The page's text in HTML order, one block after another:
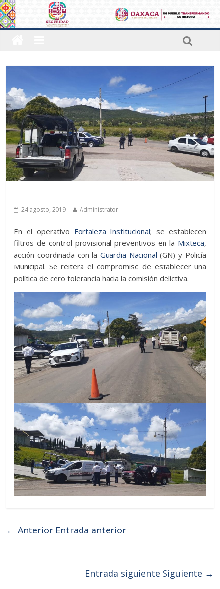
24 agosto, 2019
Administrator
En el operativo Fortaleza Institucional; se establecen
filtros de control provisional preventivos en la Mixteca,
acción coordinada con la Guardia Nacional (GN) y Policía
Municipal. Se reitera el compromiso de establecer una
política de cero tolerancia hacia la comisión delictiva.
← Anterior Entrada anterior
Entrada siguiente Siguiente →